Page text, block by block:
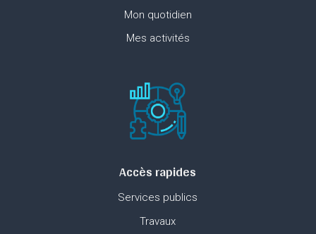
Mon quotidien
Mes activités
Accès rapides
Services publics
Travaux